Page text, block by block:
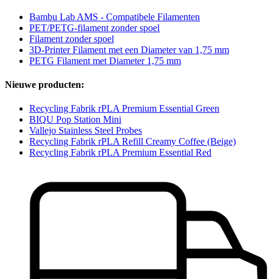
Bambu Lab AMS - Compatibele Filamenten
PET/PETG-filament zonder spoel
Filament zonder spoel
3D-Printer Filament met een Diameter van 1,75 mm
PETG Filament met Diameter 1,75 mm
Nieuwe producten:
Recycling Fabrik rPLA Premium Essential Green
BIQU Pop Station Mini
Vallejo Stainless Steel Probes
Recycling Fabrik rPLA Refill Creamy Coffee (Beige)
Recycling Fabrik rPLA Premium Essential Red